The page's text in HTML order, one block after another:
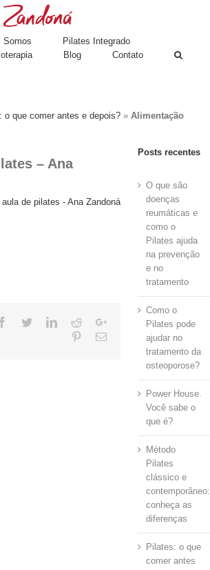
Somos
Pilates Integrado
Blog Contato
o que comer antes e depois? » Alimentação
– Ana
Facebook
TwitterLinkedinRedditGoogle+
PinterestEmail
Posts recentes
O que são
doenças
reumáticas e
como o
Pilates ajuda
na prevenção
e no
tratamento
Como o
Pilates pode
ajudar no
tratamento da
osteoporose?
Power House.
Você sabe o
que é?
Método
Pilates
clássico e
contemporâneo:
conheça as
diferenças
Pilates: o que
comer antes